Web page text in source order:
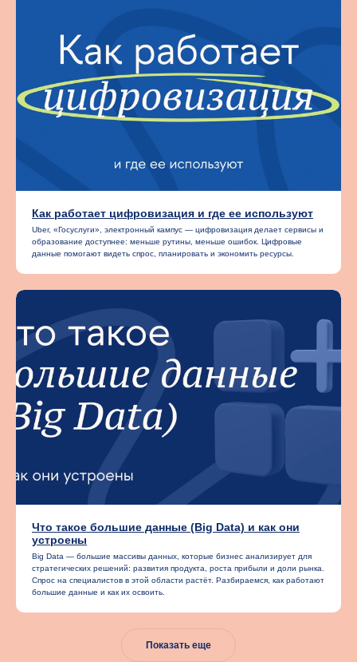
Как работает цифровизация и где ее используют
Uber, «Госуслуги», электронный кампус — цифровизация делает сервисы и
образование доступнее: меньше рутины, меньше ошибок. Цифровые
данные помогают видеть спрос, планировать и экономить ресурсы.
Что такое большие данные (Big Data) и как они
устроены
Big Data — большие массивы данных, которые бизнес анализирует для
стратегических решений: развития продукта, роста прибыли и доли рынка.
Спрос на специалистов в этой области растёт. Разбираемся, как работают
большие данные и как их освоить.
Показать еще